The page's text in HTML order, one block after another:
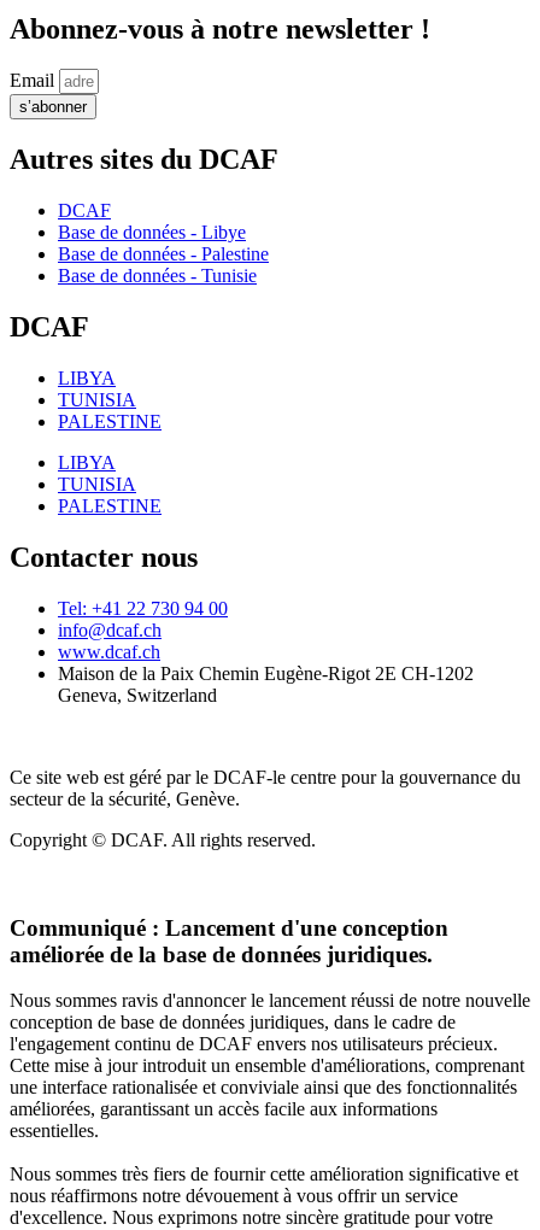
Abonnez-vous à notre newsletter !
Email
s’abonner
Autres sites du DCAF
DCAF
Base de données - Libye
Base de données - Palestine
Base de données - Tunisie
DCAF
LIBYA
TUNISIA
PALESTINE
LIBYA
TUNISIA
PALESTINE
Contacter nous
Tel: +41 22 730 94 00
info@dcaf.ch
www.dcaf.ch
Maison de la Paix Chemin Eugène-Rigot 2E CH-1202
Geneva, Switzerland
Ce site web est géré par le DCAF-le centre pour la gouvernance du
secteur de la sécurité, Genève.
Copyright © DCAF. All rights reserved.
Communiqué : Lancement d'une conception
améliorée de la base de données juridiques.
Nous sommes ravis d'annoncer le lancement réussi de notre nouvelle
conception de base de données juridiques, dans le cadre de
l'engagement continu de DCAF envers nos utilisateurs précieux.
Cette mise à jour introduit un ensemble d'améliorations, comprenant
une interface rationalisée et conviviale ainsi que des fonctionnalités
améliorées, garantissant un accès facile aux informations
essentielles.
Nous sommes très fiers de fournir cette amélioration significative et
nous réaffirmons notre dévouement à vous offrir un service
d'excellence. Nous exprimons notre sincère gratitude pour votre